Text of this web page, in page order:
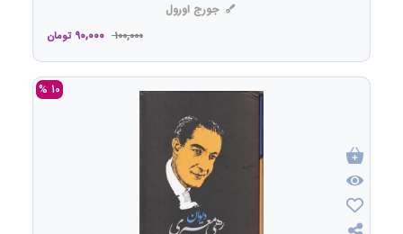
جورج اورول
100,000
90,000 تومان
10 %